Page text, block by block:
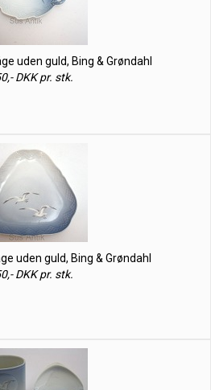
uden guld, Bing & Grøndahl
DKK pr. stk.
uden guld, Bing & Grøndahl
DKK pr. stk.